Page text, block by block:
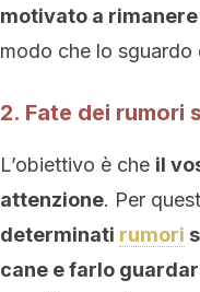
motivato a
modo che lo sguardo
2. Fate dei rumori
L’obiettivo è che il
attenzione. Per
determinati rumori
cane e farlo